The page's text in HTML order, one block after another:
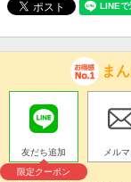
ま
友だち追加
限定クーポン
メル